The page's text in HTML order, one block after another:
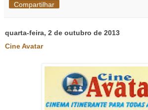
Compartilhar
quarta-feira, 2 de outubro de 2013
Cine Avatar